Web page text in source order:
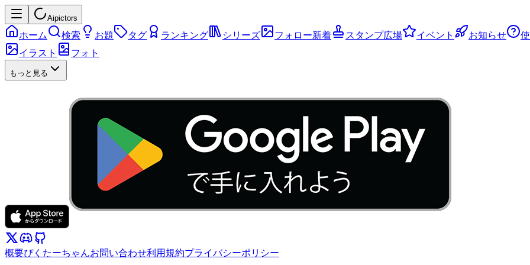
Aipictors
ホーム 検索 お題 タグ ランキング シリーズ フォロー新着 スタンプ広場 イベント お知らせ
イラスト
フォト
もっと見る
概要ぴくたーちゃんお問い合わせ利用規約プライバシーポリシー